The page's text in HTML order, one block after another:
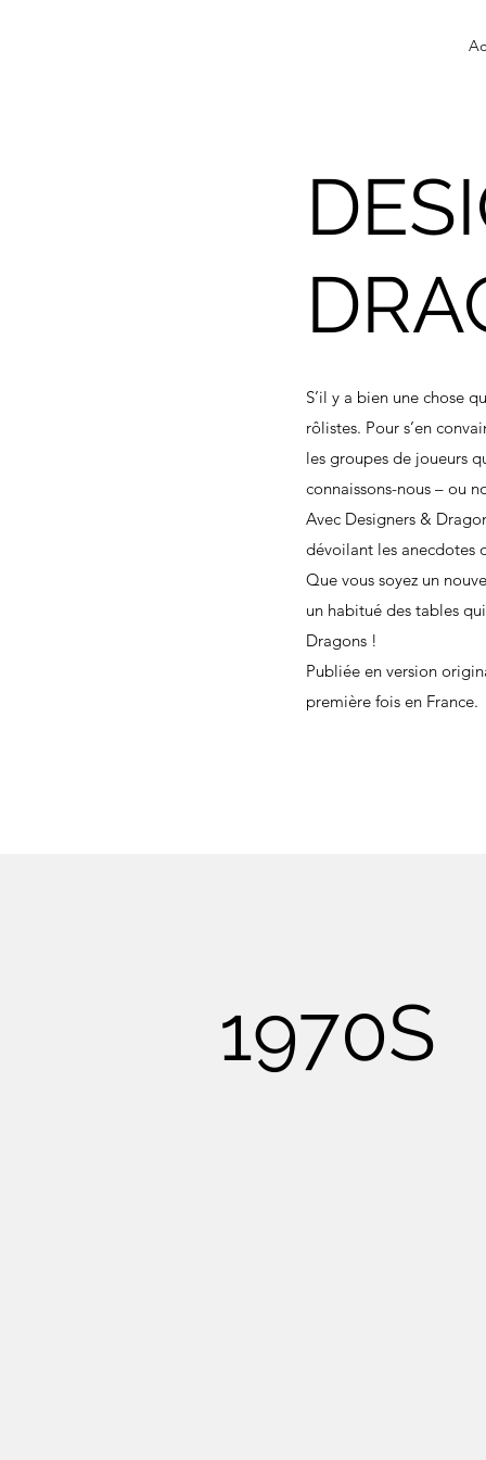
S’il y a bien une chose
rôlistes. Pour s’en
les groupes de joueurs
connaissons-nous – ou
Avec Designers &
dévoilant les anecdotes
Que vous soyez un
un habitué des tables
Dragons !
Publiée en version
première fois en France.
1970S